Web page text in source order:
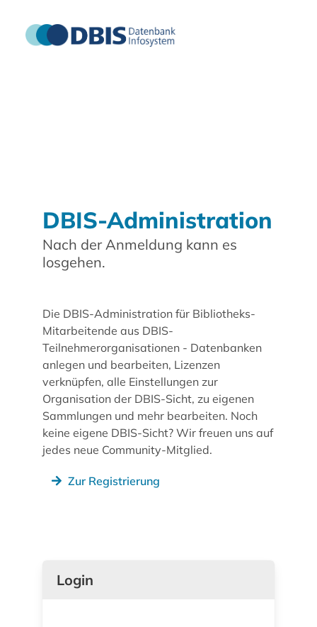
DBIS-Administration
Nach der Anmeldung kann es
losgehen.
Die DBIS-Administration für Bibliotheks-
Mitarbeitende aus DBIS-
Teilnehmerorganisationen - Datenbanken
anlegen und bearbeiten, Lizenzen
verknüpfen, alle Einstellungen zur
Organisation der DBIS-Sicht, zu eigenen
Sammlungen und mehr bearbeiten. Noch
keine eigene DBIS-Sicht? Wir freuen uns auf
jedes neue Community-Mitglied.
Zur Registrierung
Login